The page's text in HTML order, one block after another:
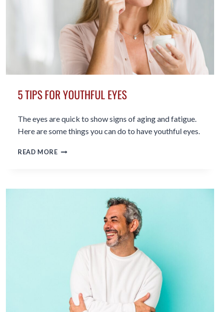
5 TIPS FOR YOUTHFUL EYES
The eyes are quick to show signs of aging and fatigue.
Here are some things you can do to have youthful eyes.
READ MORE5
EYES